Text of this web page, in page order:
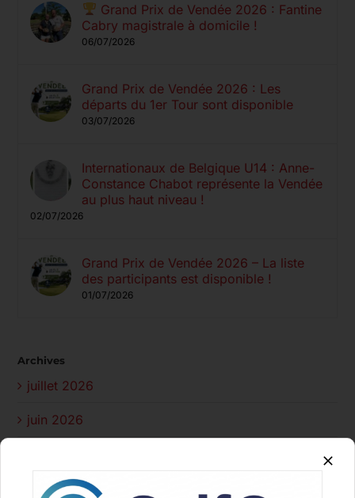
Grand Prix de Vendée 2026 : Fantine
Cabry magistrale à domicile !
06/07/2026
Grand Prix de Vendée 2026 : Les
départs du 1er Tour sont disponible
03/07/2026
Internationaux de Belgique U14 : Anne-
Constance Chabot représente la Vendée
au plus haut niveau !
02/07/2026
Grand Prix de Vendée 2026 – La liste
des participants est disponible !
01/07/2026
Archives
juillet 2026
juin 2026
mars 2026